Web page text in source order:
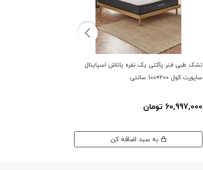
تشک طبی فنر پاکتی یک نفره یاتاش اسپاینال
ساپورت کول 200×100 سانتی
60,997,000 تومان
به سبد اضافه کن